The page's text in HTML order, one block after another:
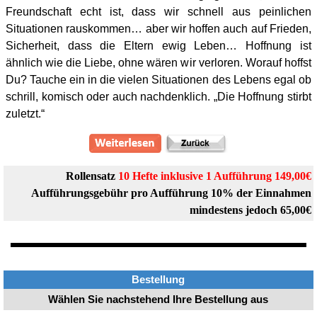
Freundschaft echt ist, dass wir schnell aus peinlichen
Situationen rauskommen… aber wir hoffen auch auf Frieden,
Sicherheit, dass die Eltern ewig Leben… Hoffnung ist
ähnlich wie die Liebe, ohne wären wir verloren. Worauf hoffst
Du? Tauche ein in die vielen Situationen des Lebens egal ob
schrill, komisch oder auch nachdenklich. „Die Hoffnung stirbt
zuletzt.“
Rollensatz 10 Hefte inklusive 1 Aufführung 149,00€
Aufführungsgebühr pro Aufführung 10% der Einnahmen
mindestens jedoch 65,00€
Bestellung
Wählen Sie nachstehend Ihre Bestellung aus